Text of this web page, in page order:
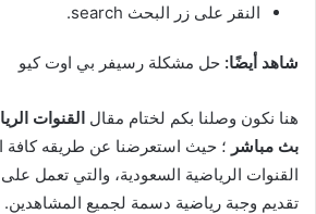
النقر على زر البحث search.
شاهد أيضًا: حل مشكلة رسيفر بي اوت كيو
هنا نكون وصلنا بكم لختام مقال القنوات
بث مباشر ؛ حيث استعرضنا عن طريقه كافة
القنوات الرياضية السعودية، والتي تعمل
تقديم وجبة رياضية دسمة لجميع المشاهدين.